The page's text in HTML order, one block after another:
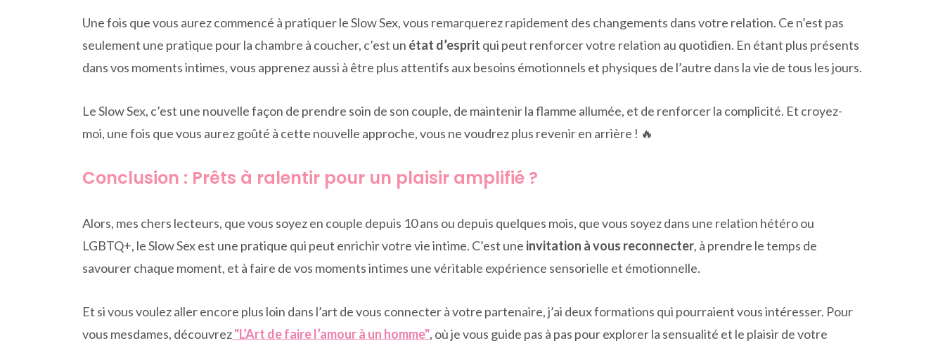
Une fois que vous aurez commencé à pratiquer le Slow Sex, vous remarquerez rapidement des changements dans votre relation. Ce n’est pas
seulement une pratique pour la chambre à coucher, c’est un état d’esprit qui peut renforcer votre relation au quotidien. En étant plus présents
dans vos moments intimes, vous apprenez aussi à être plus attentifs aux besoins émotionnels et physiques de l’autre dans la vie de tous les jours.
Le Slow Sex, c’est une nouvelle façon de prendre soin de son couple, de maintenir la flamme allumée, et de renforcer la complicité. Et croyez-
moi, une fois que vous aurez goûté à cette nouvelle approche, vous ne voudrez plus revenir en arrière ! 🔥
Conclusion : Prêts à ralentir pour un plaisir amplifié ?
Alors, mes chers lecteurs, que vous soyez en couple depuis 10 ans ou depuis quelques mois, que vous soyez dans une relation hétéro ou
LGBTQ+, le Slow Sex est une pratique qui peut enrichir votre vie intime. C’est une invitation à vous reconnecter, à prendre le temps de
savourer chaque moment, et à faire de vos moments intimes une véritable expérience sensorielle et émotionnelle.
Et si vous voulez aller encore plus loin dans l’art de vous connecter à votre partenaire, j’ai deux formations qui pourraient vous intéresser. Pour
vous mesdames, découvrez"L’Art de faire l’amour à un homme", où je vous guide pas à pas pour explorer la sensualité et le plaisir de votre